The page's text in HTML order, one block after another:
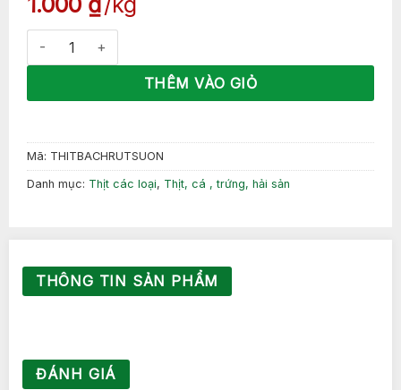
Thịt ba rọi rút sườn số lượng
THÊM VÀO GIỎ
Mã: THITBACHRUTSUON
Danh mục: Thịt các loại, Thịt, cá , trứng, hải sản
ĐÁNH GIÁ
THÔNG TIN SẢN PHẨM